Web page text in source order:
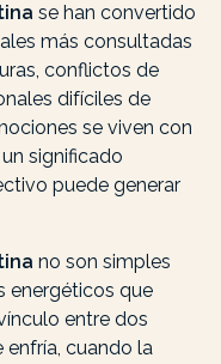
se han convertido
más consultadas
conflictos de
difíciles de
se viven con
significado
puede generar
no son simples
energéticos que
entre dos
enfría, cuando la